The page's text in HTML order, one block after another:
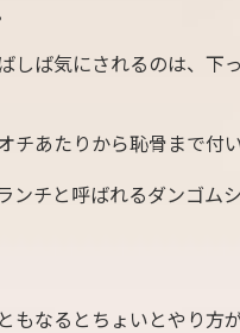
しば気にされるのは、下
チあたりから恥骨まで付
ンチと呼ばれるダンゴム
もなるとちょいとやり方が